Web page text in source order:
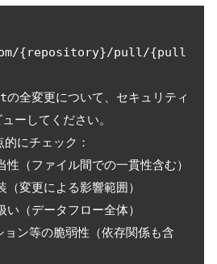
{repository}/pull/{pull
ーしてください。